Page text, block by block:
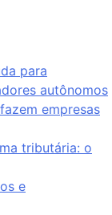
para
autônomos
empresas
tributária: o
e